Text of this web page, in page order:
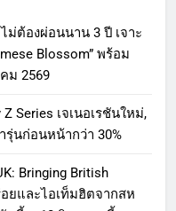
ม่ต้องผ่อนนาน 3 ปี เจาะ
Blossom” พร้อม
ม 2569
Series เจเนอเรชันใหม่,
รุ่นก่อนหน้ากว่า 30%
Bringing British
ยและไอเท็มฮิตจากสห